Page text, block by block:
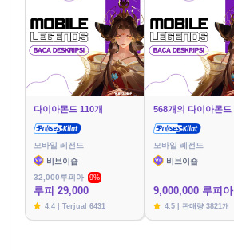
다이아몬드 110개
모바일 레전드
비브이숍
32,000루피아
9%
루피 29,000
4.4 | Terjual 6431
568개의 다이아몬드
모바일 레전드
비브이숍
9,000,000 루피아
4.5 | 판매량 3821개